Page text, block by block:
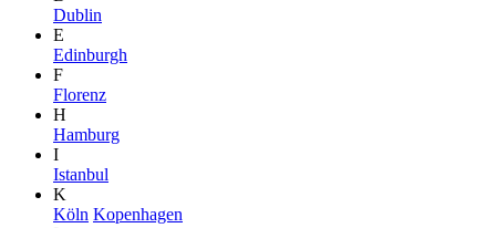
Dublin
E
Edinburgh
F
Florenz
H
Hamburg
I
Istanbul
K
Köln Kopenhagen